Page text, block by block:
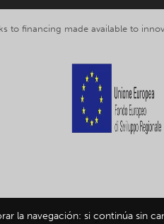
to financing made available to
© 2019-2026 Exploring Umbria srl,
la navegación: si continúa sin